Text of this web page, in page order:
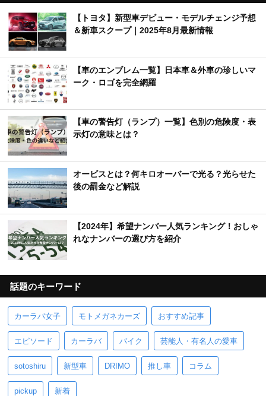
【トヨタ】新型車デビュー・モデルチェンジ予想
＆新車スクープ｜2025年8月最新情報
【車のエンブレム一覧】日本車＆外車の珍しいマ
ーク・ロゴを完全網羅
【車の警告灯（ランプ）一覧】色別の危険度・表
示灯の意味とは？
オービスとは？何キロオーバーで光る？光らせた
後の罰金など解説
【2024年】希望ナンバー人気ランキング！おしゃ
れなナンバーの選び方を紹介
話題のキーワード
カーラバ女子 モトメガネカーズ おすすめ記事
エピソード カーラバ バイク 芸能人・有名人の愛車
sotoshiru 新型車 DRIMO 推し車 コラム
pickup 新着